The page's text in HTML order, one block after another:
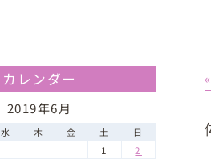
カレンダー
2019年6月
水 木 金 土 日
1
2